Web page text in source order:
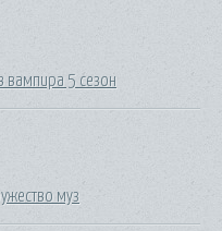
вампира 5 сезон
муз